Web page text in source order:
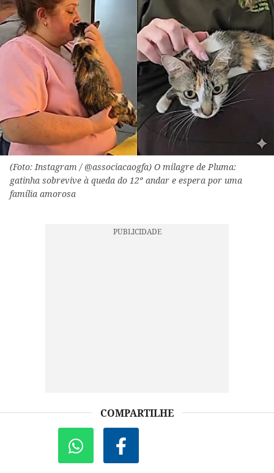
(Foto: Instagram / @associacaogfa) O milagre de Pluma:
gatinha sobrevive à queda do 12º andar e espera por uma
família amorosa
COMPARTILHE